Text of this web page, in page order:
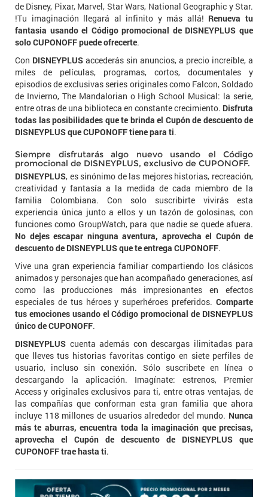
de Disney, Pixar, Marvel, Star Wars, National Geographic y Star.
!Tu imaginación llegará al infinito y más allá! Renueva tu
fantasia usando el Código promocional de DISNEYPLUS que
solo CUPONOFF puede ofrecerte.
Con DISNEYPLUS accederás sin anuncios, a precio increíble, a
miles de películas, programas, cortos, documentales y
episodios de exclusivas series originales como Falcon, Soldado
de Invierno, The Mandalorian o High School Musical: la serie,
entre otras de una biblioteca en constante crecimiento. Disfruta
todas las posibilidades que te brinda el Cupón de descuento de
DISNEYPLUS que CUPONOFF tiene para ti.
Siempre disfrutarás algo nuevo usando el Código
promocional de DISNEYPLUS, exclusivo de CUPONOFF.
DISNEYPLUS, es sinónimo de las mejores historias, recreación,
creatividad y fantasía a la medida de cada miembro de la
familia Colombiana. Con solo suscribirte vivirás esta
experiencia única junto a ellos y un tazón de golosinas, con
funciones como GroupWatch, para que nadie se quede afuera.
No dejes escapar ninguna aventura, aprovecha el Cupón de
descuento de DISNEYPLUS que te entrega CUPONOFF.
Vive una gran experiencia familiar compartiendo los clásicos
animados y personajes que han acompañado generaciones, así
como las producciones más impresionantes en efectos
especiales de tus héroes y superhéroes preferidos. Comparte
tus emociones usando el Código promocional de DISNEYPLUS
único de CUPONOFF.
DISNEYPLUS cuenta además con descargas ilimitadas para
que lleves tus historias favoritas contigo en siete perfiles de
usuario, incluso sin conexión. Sólo suscribete en línea o
descargando la aplicación. Imagínate: estrenos, Premier
Access y originales exclusivos para ti, entre otras ventajas, de
las compañías que conforman esta gran familia que ahora
incluye 118 millones de usuarios alrededor del mundo. Nunca
más te aburras, encuentra toda la imaginación que precisas,
aprovecha el Cupón de descuento de DISNEYPLUS que
CUPONOFF trae hasta ti.